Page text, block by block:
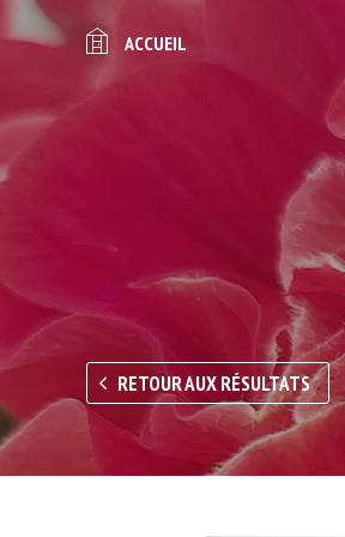
ACCUEIL
RETOUR AUX RÉSULTATS